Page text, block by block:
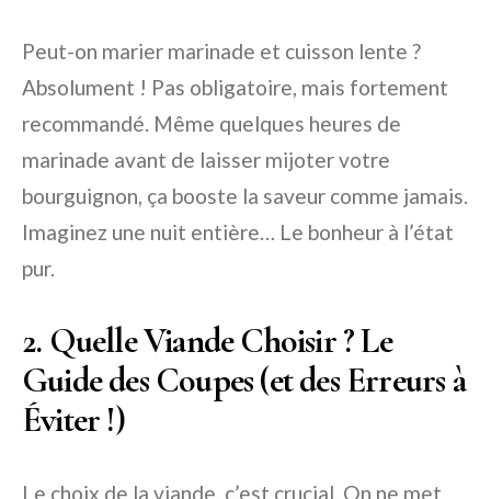
Peut-on marier marinade et cuisson lente ?
Absolument ! Pas obligatoire, mais fortement
recommandé. Même quelques heures de
marinade avant de laisser mijoter votre
bourguignon, ça booste la saveur comme jamais.
Imaginez une nuit entière… Le bonheur à l’état
pur.
2. Quelle Viande Choisir ? Le
Guide des Coupes (et des Erreurs à
Éviter !)
Le choix de la viande, c’est crucial. On ne met